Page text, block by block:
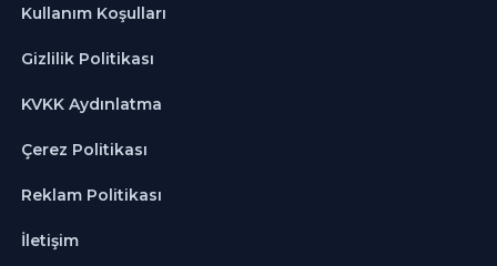
Kullanım Koşulları
Gizlilik Politikası
KVKK Aydınlatma
Çerez Politikası
Reklam Politikası
İletişim